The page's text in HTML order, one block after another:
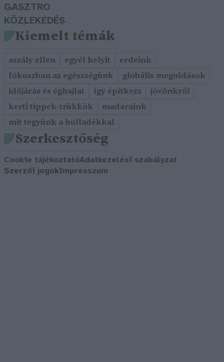
GASZTRO
KÖZLEKEDÉS
Kiemelt témák
aszály ellen egyél helyit
erdeink
fókuszban az egészségünk
globális megoldások
időjárás és éghajlat
így építkezz
jövőnkről
kerti tippek-trükkök
madaraink
mit tegyünk a hulladékkal
Szerkesztőség
Cookie tájékoztatóAdatkezelési szabályzat
Szerzői jogokImpresszum